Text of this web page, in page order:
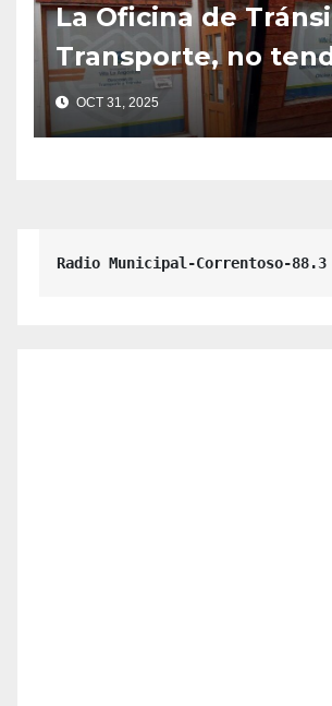
La Oficina de
Transporte, no
atención al público
viernes 31 de
OCT 31, 2025
Radio Municipal-Correntoso-88.3